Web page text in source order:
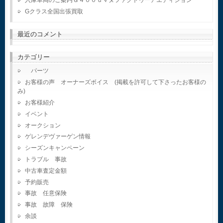
Gクラス全国出張買取
最近のコメント
カテゴリー
パーツ
お客様の声 オーナーズボイス (掲載を許可して下さったお客様の
み)
お客様紹介
イベント
オークション
ゲレンデヴァーゲン情報
シーズンキャンペーン
トラブル 事故
中古車査定金額
予約販売
事故 任意保険
事故 故障 保険
余談